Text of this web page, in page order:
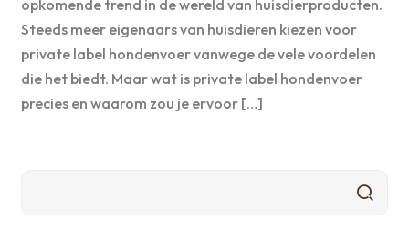
opkomende trend in de wereld van huisdierproducten.
Steeds meer eigenaars van huisdieren kiezen voor
private label hondenvoer vanwege de vele voordelen
die het biedt. Maar wat is private label hondenvoer
precies en waarom zou je ervoor […]